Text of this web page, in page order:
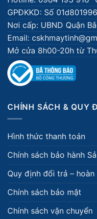
GPĐKKD: Số
Nơi cấp: UBND Quận
Email:
Mở cửa 8h00-20h từ
CHÍNH SÁCH & QUY
Hình thức thanh toán
Chính sách bảo hành
Quy định đổi trả – hoàn
Chính sách bảo mật
Chính sách vận chuyển